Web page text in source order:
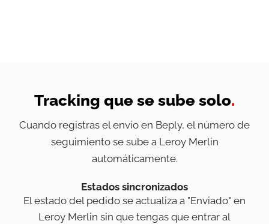
Tracking que se sube solo.
Cuando registras el envío en Beply, el número de
seguimiento se sube a Leroy Merlin
automáticamente.
Estados sincronizados
El estado del pedido se actualiza a "Enviado" en
Leroy Merlin sin que tengas que entrar al